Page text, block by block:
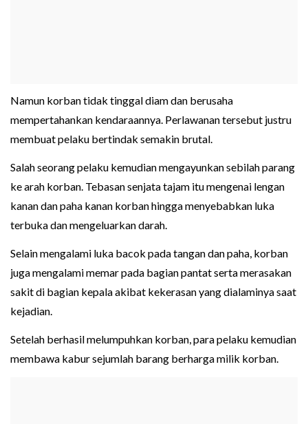
Namun korban tidak tinggal diam dan berusaha
mempertahankan kendaraannya. Perlawanan tersebut justru
membuat pelaku bertindak semakin brutal.
Salah seorang pelaku kemudian mengayunkan sebilah parang
ke arah korban. Tebasan senjata tajam itu mengenai lengan
kanan dan paha kanan korban hingga menyebabkan luka
terbuka dan mengeluarkan darah.
Selain mengalami luka bacok pada tangan dan paha, korban
juga mengalami memar pada bagian pantat serta merasakan
sakit di bagian kepala akibat kekerasan yang dialaminya saat
kejadian.
Setelah berhasil melumpuhkan korban, para pelaku kemudian
membawa kabur sejumlah barang berharga milik korban.